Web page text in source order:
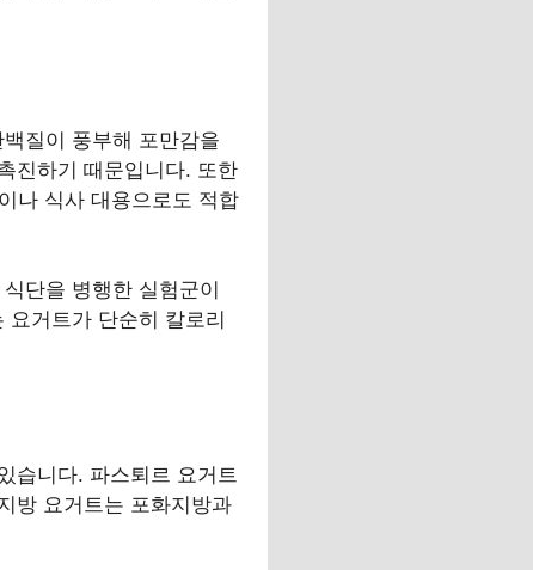
질이 풍부해 포만감을
진하기 때문입니다. 또한
나 식사 대용으로도 적합
단을 병행한 실험군이
거트가 단순히 칼로리
습니다. 파스퇴르 요거트
방 요거트는 포화지방과